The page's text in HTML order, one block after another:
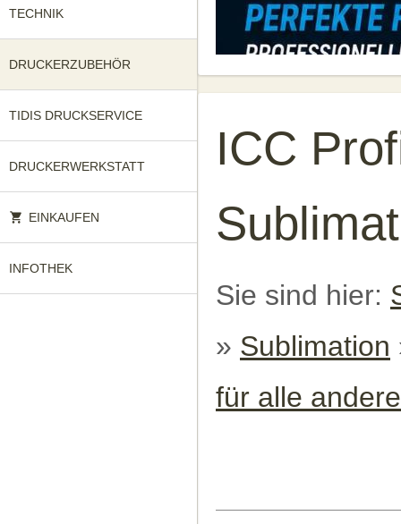
TECHNIK
DRUCKERZUBEHÖR
TIDIS DRUCKSERVICE
DRUCKERWERKSTATT
EINKAUFEN
INFOTHEK
ICC
Sie sind hier:
» Sublimation
für alle